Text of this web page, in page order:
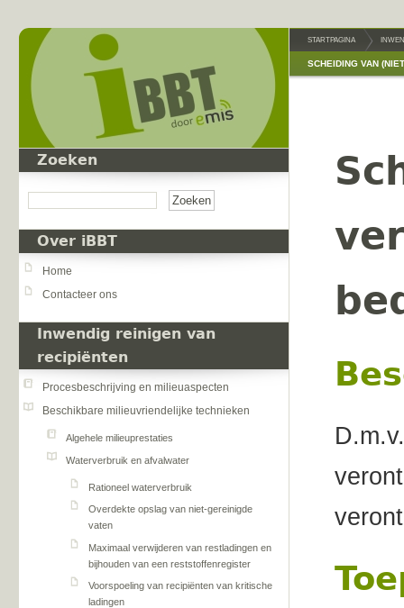
Zoeken
Over iBBT
Home
Contacteer ons
Inwendig reinigen van
recipiënten
Procesbeschrijving en milieuaspecten
Beschikbare milieuvriendelijke technieken
Algehele milieuprestaties
Waterverbruik en afvalwater
Rationeel waterverbruik
Overdekte opslag van niet-gereinigde
vaten
Maximaal verwijderen van restladingen en
bijhouden van een reststoffenregister
Voorspoeling van recipiënten van kritische
ladingen
STARTPAGINA
SCHEIDING VAN